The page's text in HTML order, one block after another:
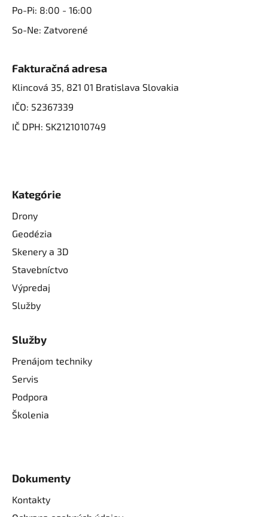
Po-Pi: 8:00 - 16:00
So-Ne: Zatvorené
Fakturačná adresa
Klincová 35, 821 01 Bratislava Slovakia
IČO: 52367339
IČ DPH: SK2121010749
Kategórie
Drony
Geodézia
Skenery a 3D
Stavebníctvo
Výpredaj
Služby
Služby
Prenájom techniky
Servis
Podpora
Školenia
Dokumenty
Kontakty